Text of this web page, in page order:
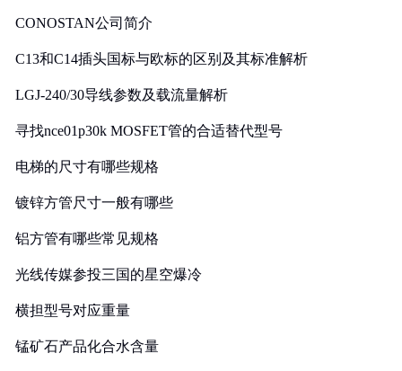
CONOSTAN公司简介
C13和C14插头国标与欧标的区别及其标准解析
LGJ-240/30导线参数及载流量解析
寻找nce01p30k MOSFET管的合适替代型号
电梯的尺寸有哪些规格
镀锌方管尺寸一般有哪些
铝方管有哪些常见规格
光线传媒参投三国的星空爆冷
横担型号对应重量
锰矿石产品化合水含量